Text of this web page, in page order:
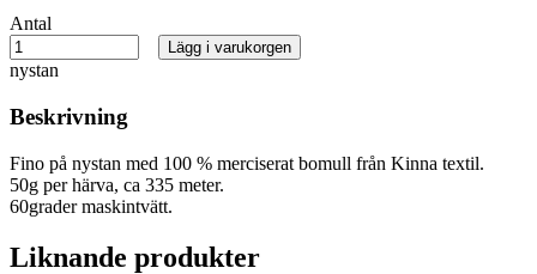
Antal
nystan
Lägg i varukorgen
Beskrivning
Fino på nystan med 100 % merciserat bomull från Kinna textil.
50g per härva, ca 335 meter.
60grader maskintvätt.
Liknande produkter